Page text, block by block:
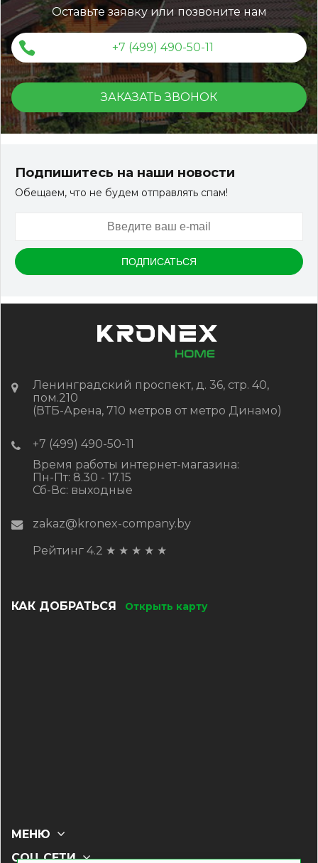
150*25*3000 мм
КУПИТЬ
Оставьте заявку или позвоните нам
+7 (499) 490-50-11
ЗАКАЗАТЬ ЗВОНОК
Подпишитесь на наши новости
Обещаем, что не будем отправлять спам!
Ленинградский проспект, д. 36, стр. 40,
пом.210
(ВТБ-Арена, 710 метров от метро Динамо)
+7 (499) 490-50-11
Время работы интернет-магазина:
Пн-Пт: 8.30 - 17.15
Сб-Вс: выходные
zakaz@kronex-company.by
Рейтинг 4.2 ★ ★ ★ ★ ★
КАК ДОБРАТЬСЯ Открыть карту
СОЦ СЕТИ
МЕНЮ